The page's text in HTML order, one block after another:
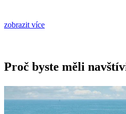
zobrazit více
Proč byste měli